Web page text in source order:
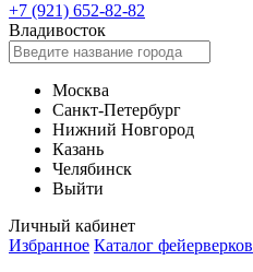
+7 (921) 652-82-82
Владивосток
Москва
Санкт-Петербург
Нижний Новгород
Казань
Челябинск
Выйти
Личный кабинет
Избранное Каталог фейерверков